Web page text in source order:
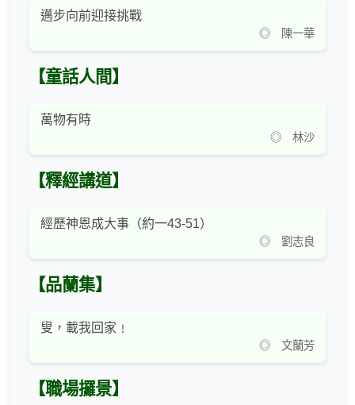
邁步向前迎接挑戰
◎ 陳一華
【童話人間】
萬物有時
◎ 林沙
【釋經講道】
經歷神恩成大事（約一43-51）
◎ 劉志良
【品蘭集】
叟，載我回家﹗
◎ 文蘭芳
【職場攞景】